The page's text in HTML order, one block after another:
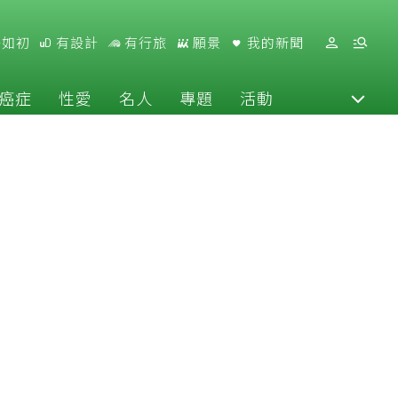
初 有設計 有行旅 願景 我的新聞
症 性愛 名人 專題 活動